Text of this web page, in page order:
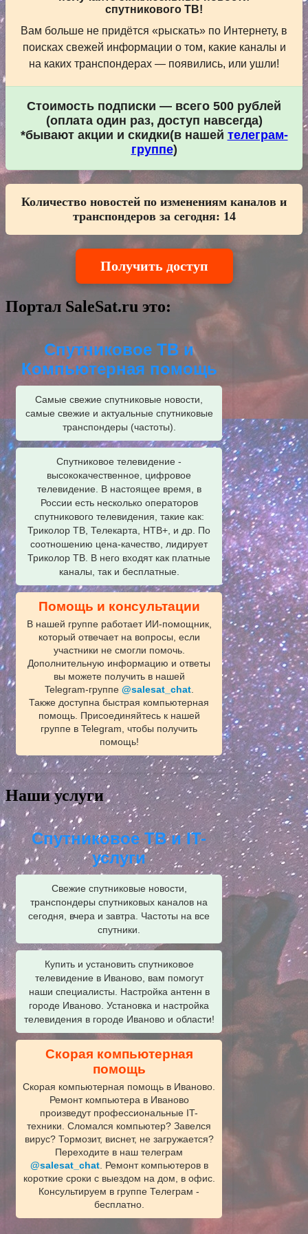
спутникового ТВ!
Вам больше не придётся «рыскать» по Интернету, в
поисках свежей информации о том, какие каналы и
на каких транспондерах — появились, или ушли!
Стоимость подписки — всего 500 рублей
(оплата один раз, доступ навсегда)
*бывают акции и скидки(в нашей телеграм-
группе)
Количество новостей по изменениям каналов и
транспондеров за сегодня: 14
Получить доступ
Портал SaleSat.ru это:
Спутниковое ТВ и
Компьютерная помощь
Самые свежие спутниковые новости,
самые свежие и актуальные спутниковые
транспондеры (частоты).
Спутниковое телевидение -
высококачественное, цифровое
телевидение. В настоящее время, в
России есть несколько операторов
спутникового телевидения, такие как:
Триколор ТВ, Телекарта, НТВ+, и др. По
соотношению цена-качество, лидирует
Триколор ТВ. В него входят как платные
каналы, так и бесплатные.
Помощь и консультации
В нашей группе работает ИИ‑помощник,
который отвечает на вопросы, если
участники не смогли помочь.
Дополнительную информацию и ответы
вы можете получить в нашей
Telegram‑группе @salesat_chat.
Также доступна быстрая компьютерная
помощь. Присоединяйтесь к нашей
группе в Telegram, чтобы получить
помощь!
Наши услуги
Спутниковое ТВ и IT-
услуги
Свежие спутниковые новости,
транспондеры спутниковых каналов на
сегодня, вчера и завтра. Частоты на все
спутники.
Купить и установить спутниковое
телевидение в Иваново, вам помогут
наши специалисты. Настройка антенн в
городе Иваново. Установка и настройка
телевидения в городе Иваново и области!
Скорая компьютерная
помощь
Скорая компьютерная помощь в Иваново.
Ремонт компьютера в Иваново
произведут профессиональные IT-
техники. Сломался компьютер? Завелся
вирус? Тормозит, виснет, не загружается?
Переходите в наш телеграм
@salesat_chat. Ремонт компьютеров в
короткие сроки с выездом на дом, в офис.
Консультируем в группе Телеграм -
бесплатно.